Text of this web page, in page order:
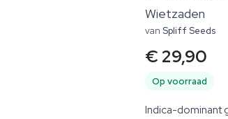
Wietzaden
van Spliff Seeds
€ 29,90
Op voorraad
Indica-dominant